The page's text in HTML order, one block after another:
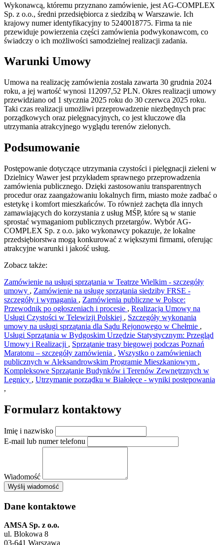
Wykonawcą, któremu przyznano zamówienie, jest AG-COMPLEX
Sp. z o.o., średni przedsiębiorca z siedzibą w Warszawie. Ich
krajowy numer identyfikacyjny to 5240018775. Firma ta nie
przewiduje powierzenia części zamówienia podwykonawcom, co
świadczy o ich możliwości samodzielnej realizacji zadania.
Warunki Umowy
Umowa na realizację zamówienia została zawarta 30 grudnia 2024
roku, a jej wartość wynosi 112097,52 PLN. Okres realizacji umowy
przewidziano od 1 stycznia 2025 roku do 30 czerwca 2025 roku.
Taki czas realizacji umożliwi przeprowadzenie niezbędnych prac
porządkowych oraz pielęgnacyjnych, co jest kluczowe dla
utrzymania atrakcyjnego wyglądu terenów zielonych.
Podsumowanie
Postępowanie dotyczące utrzymania czystości i pielęgnacji zieleni w
Dzielnicy Wawer jest przykładem sprawnego przeprowadzenia
zamówienia publicznego. Dzięki zastosowaniu transparentnych
procedur oraz zaangażowaniu lokalnych firm, miasto może zadbać o
estetykę i komfort mieszkańców. To również zachęta dla innych
zamawiających do korzystania z usług MŚP, które są w stanie
sprostać wymaganiom publicznych przetargów. Wybór AG-
COMPLEX Sp. z o.o. jako wykonawcy pokazuje, że lokalne
przedsiębiorstwa mogą konkurować z większymi firmami, oferując
atrakcyjne warunki i jakość usług.
Zobacz także:
Zamówienie na usługi sprzątania w Teatrze Wielkim - szczegóły
umowy , Zamówienie na usługę sprzątania siedziby FRSE -
szczegóły i wymagania , Zamówienia publiczne w Polsce:
Przewodnik po ogłoszeniach i procesie , Realizacja Umowy na
Usługi Czystości w Telewizji Polskiej , Szczegóły wykonania
umowy na usługi sprzątania dla Sądu Rejonowego w Chełmie ,
Usługi Sprzątania w Bydgoskim Urzędzie Statystycznym: Przegląd
Umowy i Realizacji , Sprzątanie trasy biegowej podczas Poznań
Maratonu – szczegóły zamówienia , Wszystko o zamówieniach
publicznych w Aleksandrowskim Programie Mieszkaniowym ,
Kompleksowe Sprzątanie Budynków i Terenów Zewnętrznych w
Legnicy , Utrzymanie porządku w Białołęce - wyniki postępowania
,
Formularz kontaktowy
Imię i nazwisko
E-mail lub numer telefonu
Wiadomość
Wyślij wiadomośćAMSA Sp. z o.o. - ul. Blokowa 8, Warszawa
+
−
Dane kontaktowe
AMSA Sp. z o.o.
ul. Blokowa 8
03-641 Warszawa